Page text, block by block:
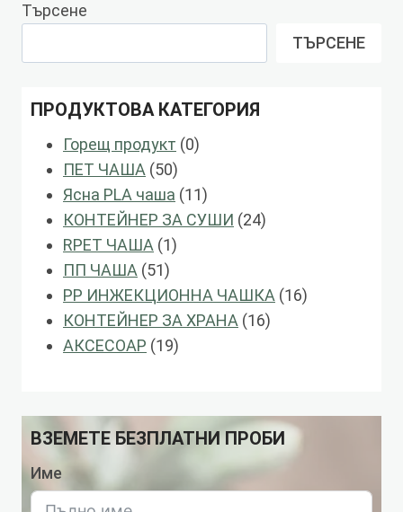
Търсене
ТЪРСЕНЕ
ПРОДУКТОВА КАТЕГОРИЯ
Горещ продукт 00
ПЕТ ЧАША 5050
продукти
Ясна PLA чаша 1111
продукти
КОНТЕЙНЕР ЗА СУШИ 2424
RPET ЧАША 11
ПП ЧАША 5151
продукти
PP ИНЖЕКЦИОННА ЧАШКА 1616
КОНТЕЙНЕР ЗА ХРАНА 1616
АКСЕСОАР 1919
ВЗЕМЕТЕ БЕЗПЛАТНИ ПРОБИ
Име